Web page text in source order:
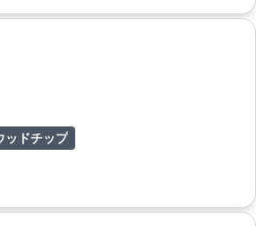
ッドチップ